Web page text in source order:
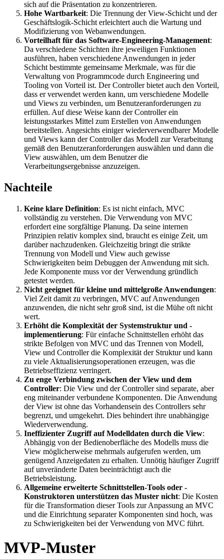
sich auf die Präsentation zu konzentrieren.
Hohe Wartbarkeit: Die Trennung der View-Schicht und der
Geschäftslogik-Schicht erleichtert auch die Wartung und
Modifizierung von Webanwendungen.
Vorteilhaft für das Software-Engineering-Management:
Da verschiedene Schichten ihre jeweiligen Funktionen
ausführen, haben verschiedene Anwendungen in jeder
Schicht bestimmte gemeinsame Merkmale, was für die
Verwaltung von Programmcode durch Engineering und
Tooling von Vorteil ist. Der Controller bietet auch den Vorteil,
dass er verwendet werden kann, um verschiedene Modelle
und Views zu verbinden, um Benutzeranforderungen zu
erfüllen. Auf diese Weise kann der Controller ein
leistungsstarkes Mittel zum Erstellen von Anwendungen
bereitstellen. Angesichts einiger wiederverwendbarer Modelle
und Views kann der Controller das Modell zur Verarbeitung
gemäß den Benutzeranforderungen auswählen und dann die
View auswählen, um dem Benutzer die
Verarbeitungsergebnisse anzuzeigen.
Nachteile
Keine klare Definition: Es ist nicht einfach, MVC
vollständig zu verstehen. Die Verwendung von MVC
erfordert eine sorgfältige Planung. Da seine internen
Prinzipien relativ komplex sind, braucht es einige Zeit, um
darüber nachzudenken. Gleichzeitig bringt die strikte
Trennung von Modell und View auch gewisse
Schwierigkeiten beim Debuggen der Anwendung mit sich.
Jede Komponente muss vor der Verwendung gründlich
getestet werden.
Nicht geeignet für kleine und mittelgroße Anwendungen:
Viel Zeit damit zu verbringen, MVC auf Anwendungen
anzuwenden, die nicht sehr groß sind, ist die Mühe oft nicht
wert.
Erhöht die Komplexität der Systemstruktur und -
implementierung: Für einfache Schnittstellen erhöht das
strikte Befolgen von MVC und das Trennen von Modell,
View und Controller die Komplexität der Struktur und kann
zu viele Aktualisierungsoperationen erzeugen, was die
Betriebseffizienz verringert.
Zu enge Verbindung zwischen der View und dem
Controller: Die View und der Controller sind separate, aber
eng miteinander verbundene Komponenten. Die Anwendung
der View ist ohne das Vorhandensein des Controllers sehr
begrenzt, und umgekehrt. Dies behindert ihre unabhängige
Wiederverwendung.
Ineffizienter Zugriff auf Modelldaten durch die View:
Abhängig von der Bedienoberfläche des Modells muss die
View möglicherweise mehrmals aufgerufen werden, um
genügend Anzeigedaten zu erhalten. Unnötig häufiger Zugriff
auf unveränderte Daten beeinträchtigt auch die
Betriebsleistung.
Allgemeine erweiterte Schnittstellen-Tools oder -
Konstruktoren unterstützen das Muster nicht: Die Kosten
für die Transformation dieser Tools zur Anpassung an MVC
und die Einrichtung separater Komponenten sind hoch, was
zu Schwierigkeiten bei der Verwendung von MVC führt.
MVP-Muster